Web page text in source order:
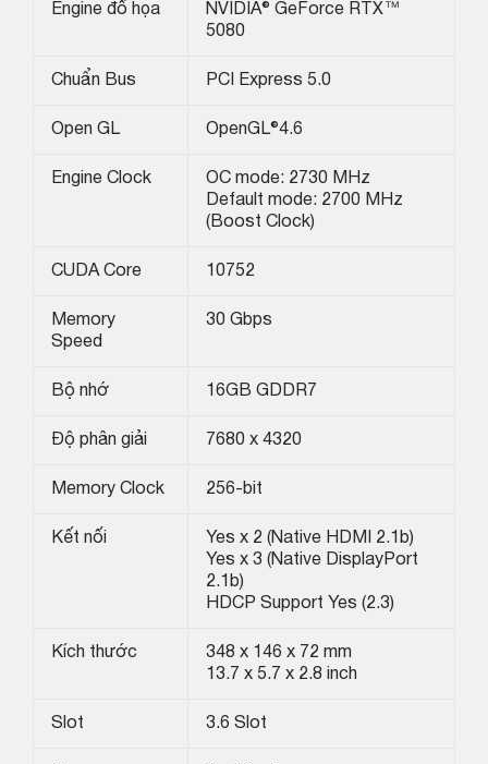
Engine đồ họa
NVIDIA® GeForce RTX™
5080
Chuẩn Bus PCI Express 5.0
Open GL OpenGL®4.6
Engine Clock
OC mode: 2730 MHz
Default mode: 2700 MHz
(Boost Clock)
CUDA Core 10752
Memory
Speed
30 Gbps
Bộ nhớ 16GB GDDR7
Độ phân giải 7680 x 4320
Memory Clock 256-bit
Kết nối
Yes x 2 (Native HDMI 2.1b)
Yes x 3 (Native DisplayPort
2.1b)
HDCP Support Yes (2.3)
Kích thước
348 x 146 x 72 mm
13.7 x 5.7 x 2.8 inch
Slot 3.6 Slot